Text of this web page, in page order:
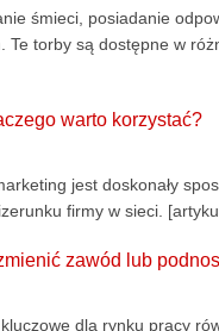
śmieci, posiadanie
torby są dostępne w
warto korzystać?
jest doskonały
firmy w sieci.
zawód lub
dla rynku pracy